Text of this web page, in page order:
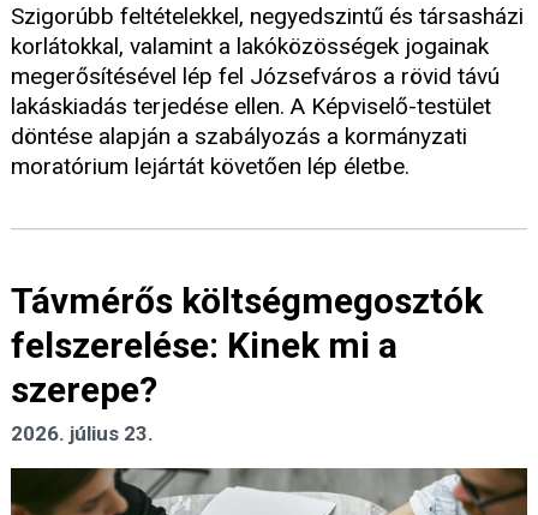
Szigorúbb feltételekkel, negyedszintű és társasházi
korlátokkal, valamint a lakóközösségek jogainak
megerősítésével lép fel Józsefváros a rövid távú
lakáskiadás terjedése ellen. A Képviselő-testület
döntése alapján a szabályozás a kormányzati
moratórium lejártát követően lép életbe.
Távmérős költségmegosztók
felszerelése: Kinek mi a
szerepe?
2026. július 23.